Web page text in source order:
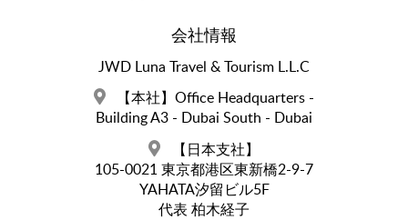
会社情報
JWD Luna Travel & Tourism L.L.C
【本社】Office Headquarters -
Building A3 - Dubai South - Dubai
【日本支社】
105-0021 東京都港区東新橋2-9-7
YAHATA汐留ビル5F
代表 柏木経子